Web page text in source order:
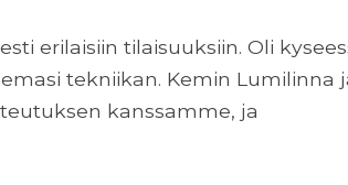
erilaisiin tilaisuuksiin. Oli
tekniikan. Kemin Lumilinna
kanssamme, ja